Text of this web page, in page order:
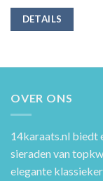
DETAILS
OVER ONS
14karaats.nl biedt
sieraden van
elegante